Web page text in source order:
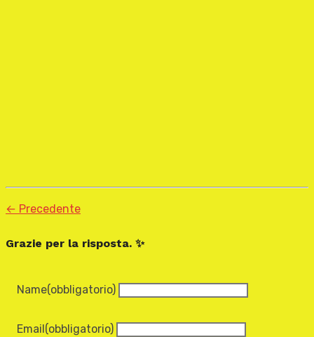
← Precedente
Grazie per la risposta. ✨
Name(obbligatorio)
Email(obbligatorio)